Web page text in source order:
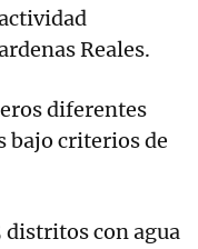
Reales.
diferentes
bajo criterios de
distritos con agua